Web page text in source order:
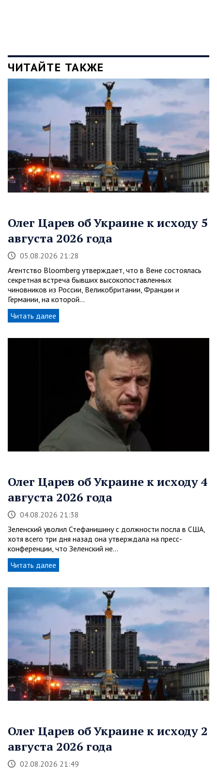
ЧИТАЙТЕ ТАКЖЕ
Олег Царев об Украине к исходу 5
августа 2026 года
05.08.2026 21:28
Агентство Bloomberg утверждает, что в Вене состоялась
секретная встреча бывших высокопоставленных
чиновников из России, Великобритании, Франции и
Германии, на которой…
Читать далее
Олег Царев об Украине к исходу 4
августа 2026 года
04.08.2026 21:38
Зеленский уволил Стефанишину с должности посла в США,
хотя всего три дня назад она утверждала на пресс-
конференции, что Зеленский не…
Читать далее
Олег Царев об Украине к исходу 2
августа 2026 года
02.08.2026 21:49